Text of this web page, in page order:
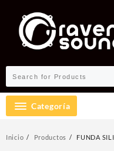
contenido
Categoría
Inicio Productos FUNDA